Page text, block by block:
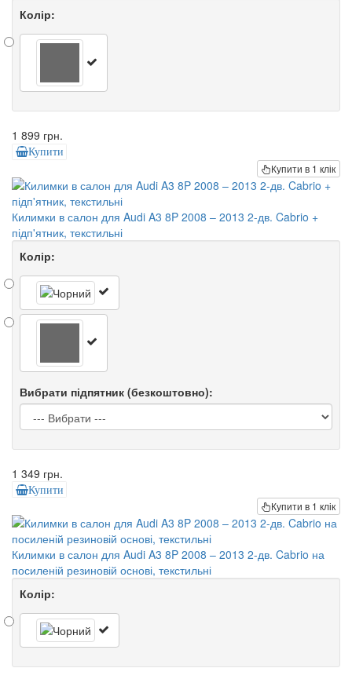
Колір:
1 899 грн.
Купити
Купити в 1 клік
Килимки в салон для Audi A3 8P 2008 – 2013 2-дв. Cabrio +
підп'ятник, текстильні
Колір:
Вибрати підпятник (безкоштовно):
1 349 грн.
Купити
Купити в 1 клік
Килимки в салон для Audi A3 8P 2008 – 2013 2-дв. Cabrio на
посиленій резиновій основі, текстильні
Колір: